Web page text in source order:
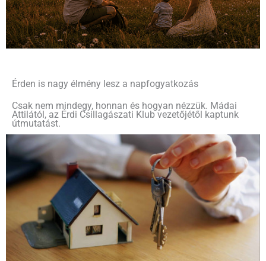
Érden is nagy élmény lesz a napfogyatkozás
Csak nem mindegy, honnan és hogyan nézzük. Mádai
Attilától, az Érdi Csillagászati Klub vezetőjétől kaptunk
útmutatást.